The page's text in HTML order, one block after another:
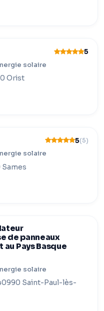
5
solaire
Orist
5(5)
solaire
Sames
de panneaux
au Pays Basque
solaire
Saint-Paul-lès-